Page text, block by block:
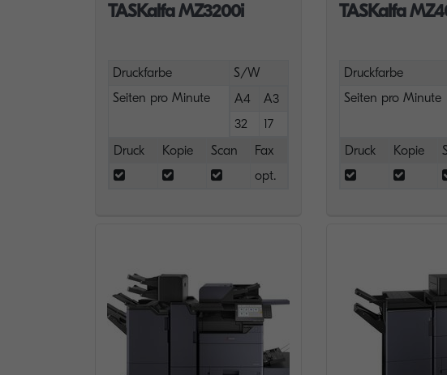
TASKalfa MZ3200i
Druckfarbe
S/W
Seiten pro Minute
A4
A3
32
17
Druck
Kopie Scan
Fax
opt.
TASKalfa
Druckfarbe
Seiten pro Minute
Druck
Kopie